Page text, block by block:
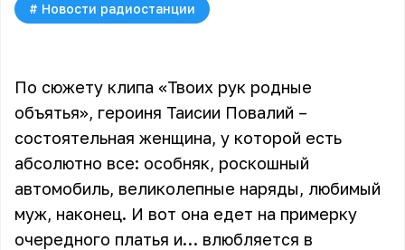
# Новости радиостанции
По сюжету клипа «Твоих рук родные
объятья», героиня Таисии Повалий –
состоятельная женщина, у которой есть
абсолютно все: особняк, роскошный
автомобиль, великолепные наряды, любимый
муж, наконец. И вот она едет на примерку
очередного платья и… влюбляется в